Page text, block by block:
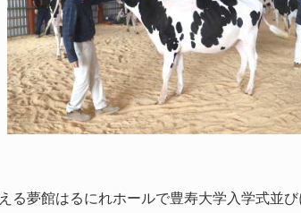
える夢館はるにれホールで豊寿大学入学式並